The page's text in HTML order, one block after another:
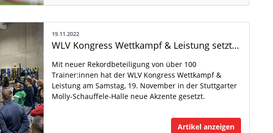
19.11.2022
WLV Kongress Wettkampf & Leistung setzt neue Akzente
Mit neuer Rekordbeteiligung von über 100
Trainer:innen hat der WLV Kongress Wettkampf &
Leistung am Samstag, 19. November in der Stuttgarter
Molly-Schauffele-Halle neue Akzente gesetzt.
Artikel anzeigen